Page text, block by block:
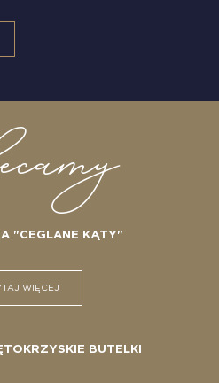
"CEGLANE KĄTY"
WIĘCEJ
BUTELKI